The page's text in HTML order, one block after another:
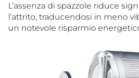
L’assenza di spazzole riduce
l’attrito, traducendosi in meno
un notevole risparmio